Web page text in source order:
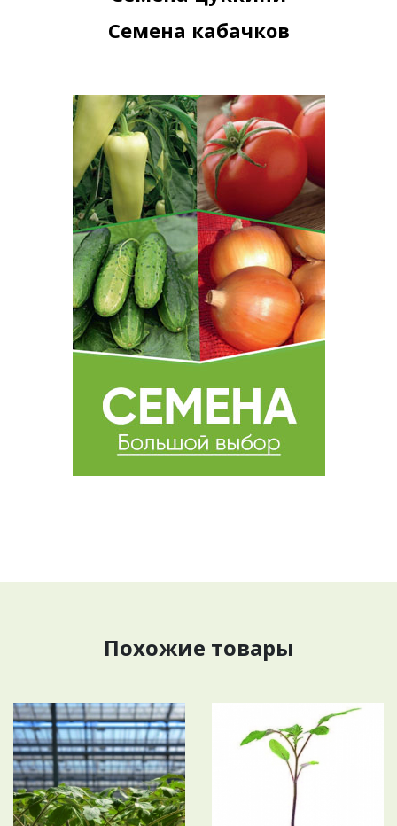
Семена кабачков
Похожие товары